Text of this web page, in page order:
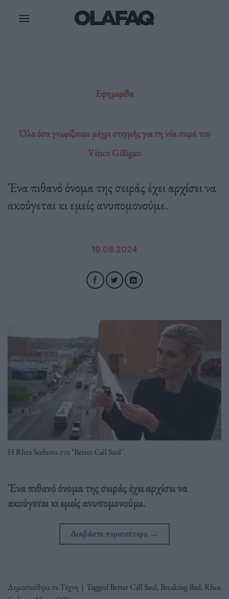
Εφημερίδα
Όλα όσα γνωρίζουμε μέχρι στιγμής για τη νέα σειρά του
Vince Gilligan
Ένα πιθανό όνομα της σειράς έχει αρχίσει να
ακούγεται κι εμείς ανυπομονούμε.
19.08.2024
Η Rhea Seehorn στο "Better Call Saul".
Ένα πιθανό όνομα της σειράς έχει αρχίσει να
ακούγεται κι εμείς ανυπομονούμε.
Διαβάστε περισσότερα →
Δημοσιεύθηκε σεΤέχνη | TaggedBetter Call Saul, Breaking Bad, Rhea